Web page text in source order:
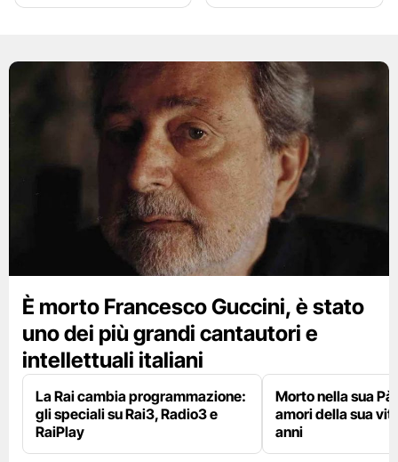
È morto Francesco Guccini, è stato
uno dei più grandi cantautori e
intellettuali italiani
La Rai cambia programmazione:
gli speciali su Rai3, Radio3 e
RaiPlay
Morto nella sua
amori della sua
anni